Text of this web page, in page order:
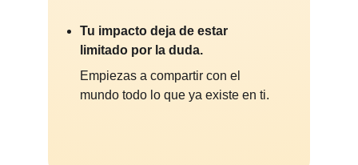
Tu impacto deja de estar
limitado por la duda.
Empiezas a compartir con el
mundo todo lo que ya existe en ti.